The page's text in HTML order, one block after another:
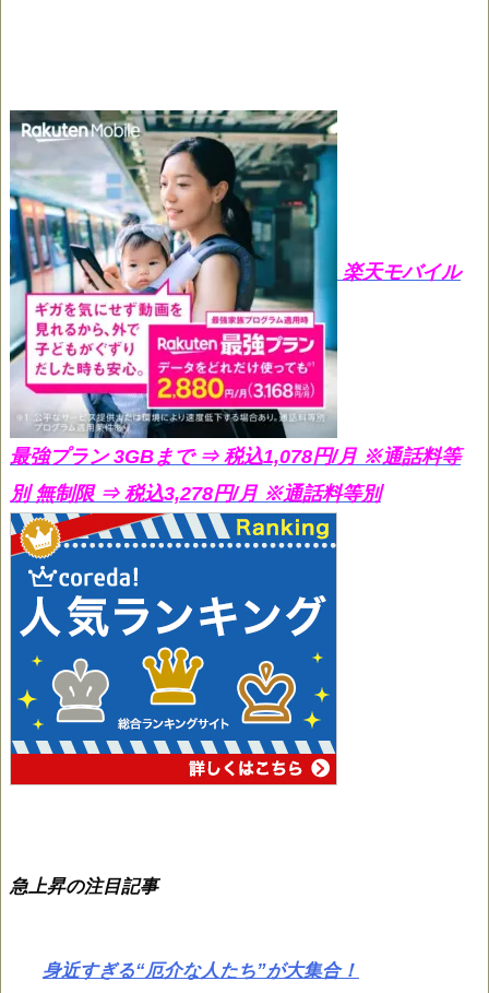
楽天モバイル
最強プラン 3GBまで ⇒ 税込1,078円/月 ※通話料等
別 無制限 ⇒ 税込3,278円/月 ※通話料等別
急上昇の注目記事
身近すぎる“厄介な人たち”が大集合！